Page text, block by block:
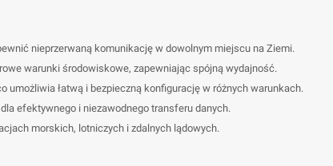
nieprzerwaną komunikację w dowolnym miejscu na Ziemi.
warunki środowiskowe, zapewniając spójną wydajność.
umożliwia łatwą i bezpieczną konfigurację w różnych warunkach.
dla efektywnego i niezawodnego transferu danych.
morskich, lotniczych i zdalnych lądowych.